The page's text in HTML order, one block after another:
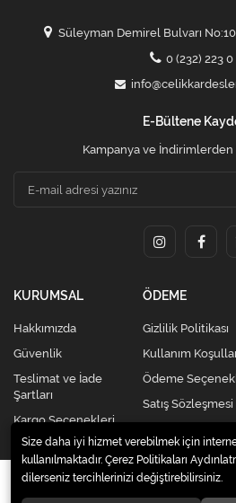
Süleyman Demirel Bulvarı
0 (232) 223 0
E-Bültene
Kampanya ve
KURUMSAL
Hakkımızda
Güvenlik
Teslimat ve İade
Şartları
Kargo Seçenekleri
ÖDEME
Gizlilik Politikası
Kullanım
Ödeme
Satış Sözleşmesi
© 2020Kredi Kartsız Elden
Celikkardesleravm.com. Tüm
Size daha iyi hizmet verebilmek için
kullanılmaktadır. Çerez Politikaları
dilerseniz tercihlerinizi değiştirebilirsiniz.